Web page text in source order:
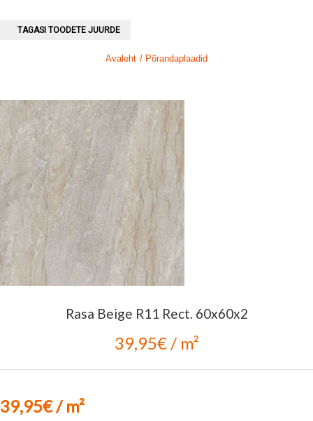
TAGASI TOODETE JUURDE
Avaleht / Põrandaplaadid
Rasa Beige R11 Rect. 60x60x2
39,95€ / m²
39,95€ / m²